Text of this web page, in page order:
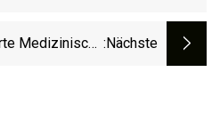
Medizinische :nächste